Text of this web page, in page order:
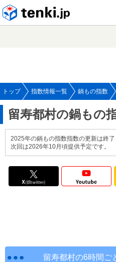
トップ 指数情報一覧 鍋もの指数
留寿都村の鍋もの
2025年の鍋もの指数指数の更新は終了
次回は2026年10月頃提供予定です。
留寿都村の6時間ご